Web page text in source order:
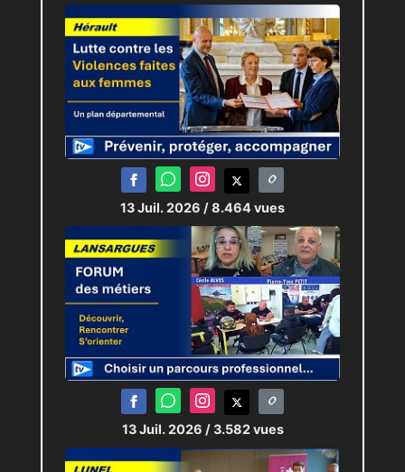
Monteur :
Claudia PITRONACI
13 Juil. 2026 / 8.464 vues
13 Juil. 2026 / 3.582 vues